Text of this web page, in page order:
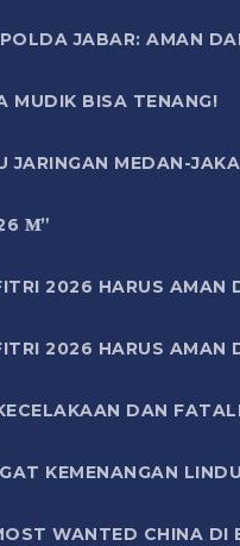
JABAR: AMAN
MUDIK BISA TENANG!
JARINGAN MEDAN-
𝐌”
2026 HARUS AMAN
2026 HARUS AMAN
DAN
KEMENANGAN
WANTED CHINA DI